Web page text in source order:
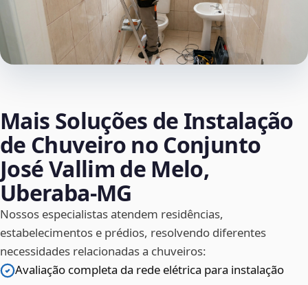
Mais Soluções de Instalação
de Chuveiro no Conjunto
José Vallim de Melo,
Uberaba‑MG
Nossos especialistas atendem residências,
estabelecimentos e prédios, resolvendo diferentes
necessidades relacionadas a chuveiros:
Avaliação completa da rede elétrica para instalação